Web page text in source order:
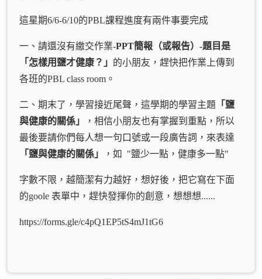
這星期6/6-6/10的PBL課程進度有兩件事要完成
一、請還沒有繳交作業-PPT簡報（或報告）-題目是
「怎樣用鹽才健康？」 的小朋友，趕快把作業上傳到
各班的PBL class room。
二、期末了，學習接近尾聲，這學期的學習主題 「鹽
與健康的關係」
，相信小朋友也有掌握到重點，所以
最後要請你們每人想一句口號或一段廣告詞，來表達
「鹽與健康的關係」
，如 "鹽少一點，健康多一點"
字數不限，越簡潔有力越好，想好後，把它寫在下面
的goole 表單中，趕快發揮你的創意，想想想......
https://forms.gle/c4pQ1EP5tS4mJ1tG6